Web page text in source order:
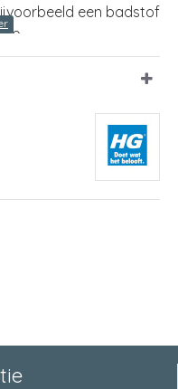
een badstof